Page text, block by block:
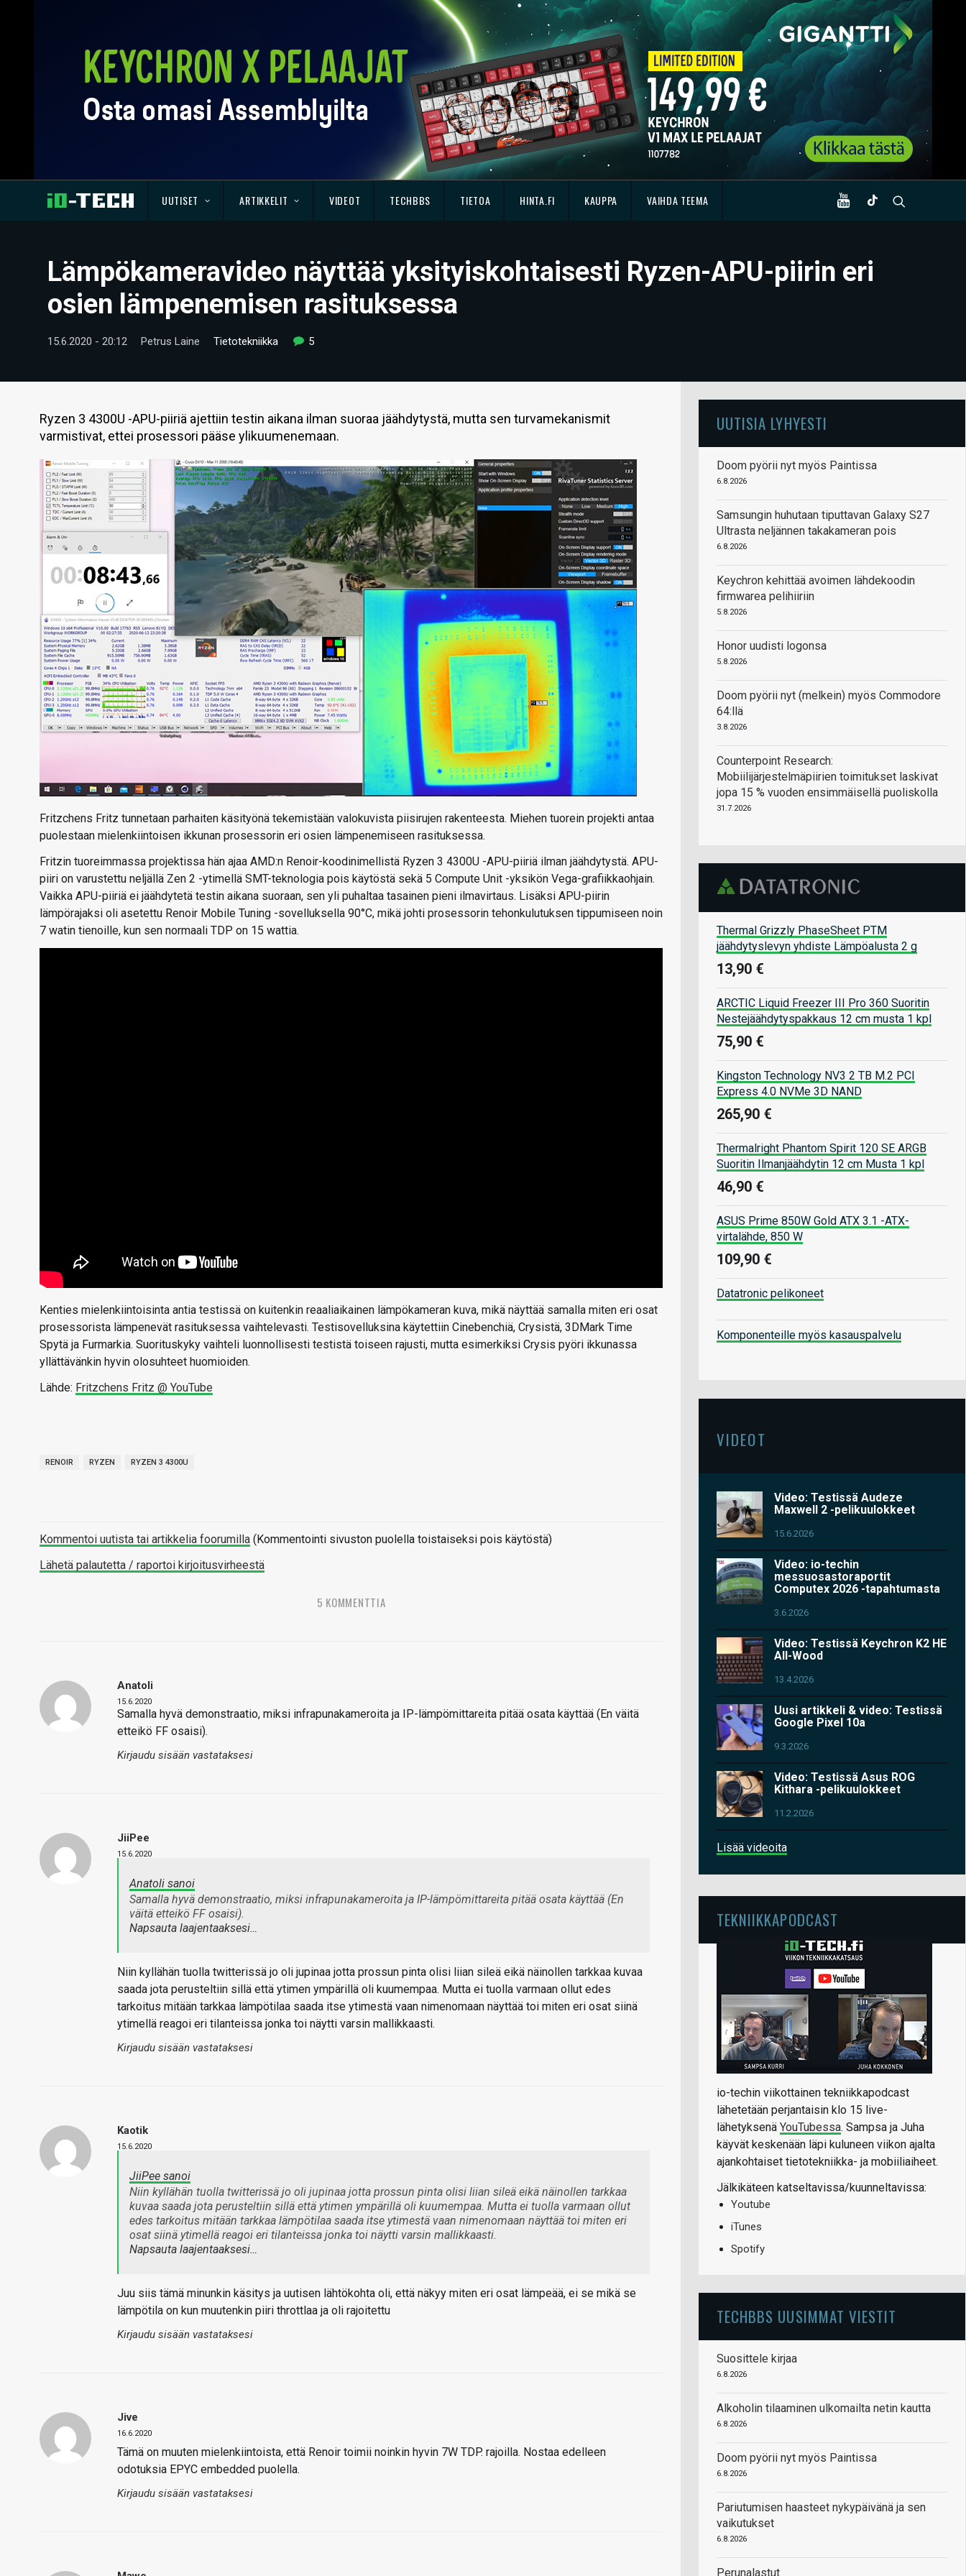
UUTISET ARTIKKELIT VIDEOT TECHBBS TIETOA HINTA.FI KAUPPA VAIHDA TEEMA
Lämpökameravideo näyttää yksityiskohtaisesti Ryzen-APU-piirin eri
osien lämpenemisen rasituksessa
15.6.2020 - 20:12 Petrus Laine Tietotekniikka 5
Ryzen 3 4300U -APU-piiriä ajettiin testin aikana ilman suoraa jäähdytystä, mutta sen turvamekanismit
varmistivat, ettei prosessori pääse ylikuumenemaan.
Fritzchens Fritz tunnetaan parhaiten käsityönä tekemistään valokuvista piisirujen rakenteesta. Miehen tuorein projekti antaa
puolestaan mielenkiintoisen ikkunan prosessorin eri osien lämpenemiseen rasituksessa.
Fritzin tuoreimmassa projektissa hän ajaa AMD:n Renoir-koodinimellistä Ryzen 3 4300U -APU-piiriä ilman jäähdytystä. APU-
piiri on varustettu neljällä Zen 2 -ytimellä SMT-teknologia pois käytöstä sekä 5 Compute Unit -yksikön Vega-grafiikkaohjain.
Vaikka APU-piiriä ei jäähdytetä testin aikana suoraan, sen yli puhaltaa tasainen pieni ilmavirtaus. Lisäksi APU-piirin
lämpörajaksi oli asetettu Renoir Mobile Tuning -sovelluksella 90°C, mikä johti prosessorin tehonkulutuksen tippumiseen noin
7 watin tienoille, kun sen normaali TDP on 15 wattia.
Kenties mielenkiintoisinta antia testissä on kuitenkin reaaliaikainen lämpökameran kuva, mikä näyttää samalla miten eri osat
prosessorista lämpenevät rasituksessa vaihtelevasti. Testisovelluksina käytettiin Cinebenchiä, Crysistä, 3DMark Time
Spytä ja Furmarkia. Suorituskyky vaihteli luonnollisesti testistä toiseen rajusti, mutta esimerkiksi Crysis pyöri ikkunassa
yllättävänkin hyvin olosuhteet huomioiden.
Lähde: Fritzchens Fritz @ YouTube
RENOIR RYZEN RYZEN 3 4300U
Kommentoi uutista tai artikkelia foorumilla (Kommentointi sivuston puolella toistaiseksi pois käytöstä)
Lähetä palautetta / raportoi kirjoitusvirheestä
5 KOMMENTTIA
Anatoli
15.6.2020
Samalla hyvä demonstraatio, miksi infrapunakameroita ja IP-lämpömittareita pitää osata käyttää (En väitä
etteikö FF osaisi).
Kirjaudu sisään vastataksesi
JiiPee
15.6.2020
Anatoli sanoi
Samalla hyvä demonstraatio, miksi infrapunakameroita ja IP-lämpömittareita pitää osata käyttää (En
väitä etteikö FF osaisi).
Napsauta laajentaaksesi…
Niin kyllähän tuolla twitterissä jo oli jupinaa jotta prossun pinta olisi liian sileä eikä näinollen tarkkaa kuvaa
saada jota perusteltiin sillä että ytimen ympärillä oli kuumempaa. Mutta ei tuolla varmaan ollut edes
tarkoitus mitään tarkkaa lämpötilaa saada itse ytimestä vaan nimenomaan näyttää toi miten eri osat siinä
ytimellä reagoi eri tilanteissa jonka toi näytti varsin mallikkaasti.
Kirjaudu sisään vastataksesi
Kaotik
15.6.2020
JiiPee sanoi
Niin kyllähän tuolla twitterissä jo oli jupinaa jotta prossun pinta olisi liian sileä eikä näinollen tarkkaa
kuvaa saada jota perusteltiin sillä että ytimen ympärillä oli kuumempaa. Mutta ei tuolla varmaan ollut
edes tarkoitus mitään tarkkaa lämpötilaa saada itse ytimestä vaan nimenomaan näyttää toi miten eri
osat siinä ytimellä reagoi eri tilanteissa jonka toi näytti varsin mallikkaasti.
Napsauta laajentaaksesi…
Juu siis tämä minunkin käsitys ja uutisen lähtökohta oli, että näkyy miten eri osat lämpeää, ei se mikä se
lämpötila on kun muutenkin piiri throttlaa ja oli rajoitettu
Kirjaudu sisään vastataksesi
Jive
16.6.2020
Tämä on muuten mielenkiintoista, että Renoir toimii noinkin hyvin 7W TDP. rajoilla. Nostaa edelleen
odotuksia EPYC embedded puolella.
Kirjaudu sisään vastataksesi
UUTISIA LYHYESTI
Doom pyörii nyt myös Paintissa
6.8.2026
Samsungin huhutaan tiputtavan Galaxy S27
Ultrasta neljännen takakameran pois
6.8.2026
Keychron kehittää avoimen lähdekoodin
firmwarea pelihiiriin
5.8.2026
Honor uudisti logonsa
5.8.2026
Doom pyörii nyt (melkein) myös Commodore
64:llä
3.8.2026
Counterpoint Research:
Mobiilijärjestelmäpiirien toimitukset laskivat
jopa 15 % vuoden ensimmäisellä puoliskolla
31.7.2026
Thermal Grizzly PhaseSheet PTM
jäähdytyslevyn yhdiste Lämpöalusta 2 g
13,90 €
ARCTIC Liquid Freezer III Pro 360 Suoritin
Nestejäähdytyspakkaus 12 cm musta 1 kpl
75,90 €
Kingston Technology NV3 2 TB M.2 PCI
Express 4.0 NVMe 3D NAND
265,90 €
Thermalright Phantom Spirit 120 SE ARGB
Suoritin Ilmanjäähdytin 12 cm Musta 1 kpl
46,90 €
ASUS Prime 850W Gold ATX 3.1 -ATX-
virtalähde, 850 W
109,90 €
Datatronic pelikoneet
Komponenteille myös kasauspalvelu
VIDEOT
Video: Testissä Audeze
Maxwell 2 -pelikuulokkeet
15.6.2026
Video: io-techin
messuosastoraportit
Computex 2026 -tapahtumasta
3.6.2026
Video: Testissä Keychron K2 HE
All-Wood
13.4.2026
Uusi artikkeli & video: Testissä
Google Pixel 10a
9.3.2026
Video: Testissä Asus ROG
Kithara -pelikuulokkeet
11.2.2026
Lisää videoita
TEKNIIKKAPODCAST
io-techin viikottainen tekniikkapodcast
lähetetään perjantaisin klo 15 live-
lähetyksenä YouTubessa. Sampsa ja Juha
käyvät keskenään läpi kuluneen viikon ajalta
ajankohtaiset tietotekniikka- ja mobiiliaiheet.
Jälkikäteen katseltavissa/kuunneltavissa:
Youtube
iTunes
Spotify
TECHBBS UUSIMMAT VIESTIT
Suosittele kirjaa
6.8.2026
Alkoholin tilaaminen ulkomailta netin kautta
6.8.2026
Doom pyörii nyt myös Paintissa
6.8.2026
Pariutumisen haasteet nykypäivänä ja sen
vaikutukset
6.8.2026
Perunalastut